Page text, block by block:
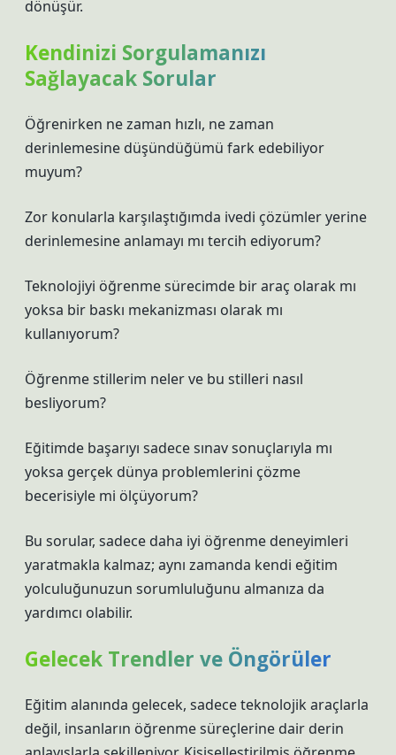
dönüşür.
Kendinizi Sorgulamanızı
Sağlayacak Sorular
Öğrenirken ne zaman hızlı, ne zaman
derinlemesine düşündüğümü fark edebiliyor
muyum?
Zor konularla karşılaştığımda ivedi çözümler yerine
derinlemesine anlamayı mı tercih ediyorum?
Teknolojiyi öğrenme sürecimde bir araç olarak mı
yoksa bir baskı mekanizması olarak mı
kullanıyorum?
Öğrenme stillerim neler ve bu stilleri nasıl
besliyorum?
Eğitimde başarıyı sadece sınav sonuçlarıyla mı
yoksa gerçek dünya problemlerini çözme
becerisiyle mi ölçüyorum?
Bu sorular, sadece daha iyi öğrenme deneyimleri
yaratmakla kalmaz; aynı zamanda kendi eğitim
yolculuğunuzun sorumluluğunu almanıza da
yardımcı olabilir.
Gelecek Trendler ve Öngörüler
Eğitim alanında gelecek, sadece teknolojik araçlarla
değil, insanların öğrenme süreçlerine dair derin